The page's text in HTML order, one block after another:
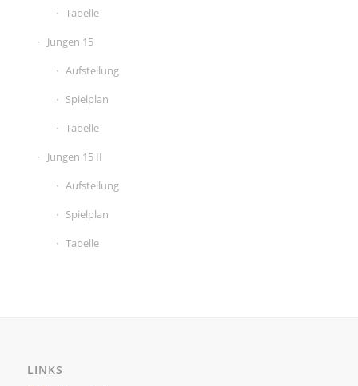
Tabelle
Jungen 15
Aufstellung
Spielplan
Tabelle
Jungen 15 II
Aufstellung
Spielplan
Tabelle
LINKS